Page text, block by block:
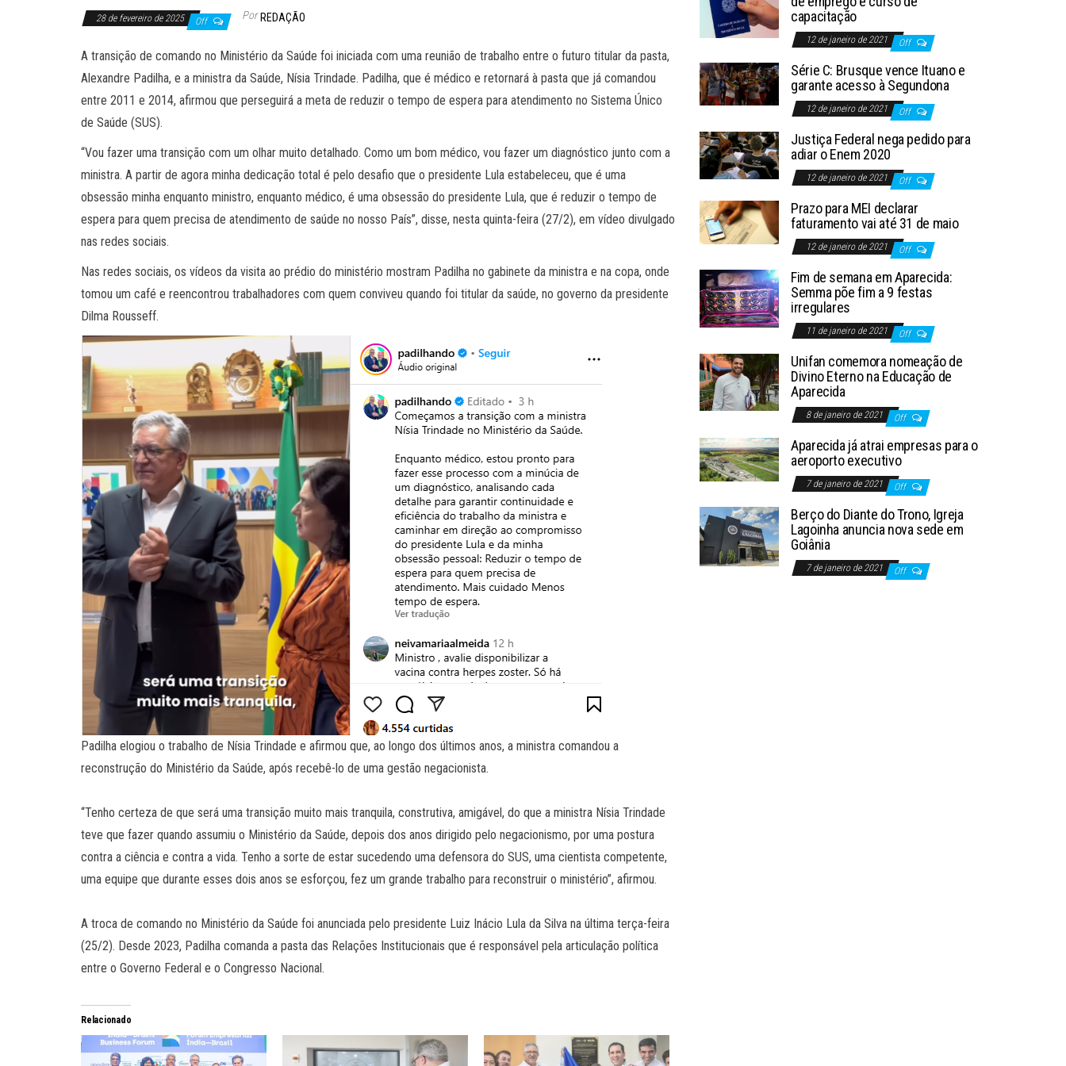
28 de fevereiro de 2025 Off Por REDAÇÃO
A transição de comando no Ministério da Saúde foi iniciada com uma reunião de trabalho entre o futuro titular da pasta,
Alexandre Padilha, e a ministra da Saúde, Nísia Trindade. Padilha, que é médico e retornará à pasta que já comandou
entre 2011 e 2014, afirmou que perseguirá a meta de reduzir o tempo de espera para atendimento no Sistema Único
de Saúde (SUS).
“Vou fazer uma transição com um olhar muito detalhado. Como um bom médico, vou fazer um diagnóstico junto com a
ministra. A partir de agora minha dedicação total é pelo desafio que o presidente Lula estabeleceu, que é uma
obsessão minha enquanto ministro, enquanto médico, é uma obsessão do presidente Lula, que é reduzir o tempo de
espera para quem precisa de atendimento de saúde no nosso País”, disse, nesta quinta-feira (27/2), em vídeo divulgado
nas redes sociais.
Nas redes sociais, os vídeos da visita ao prédio do ministério mostram Padilha no gabinete da ministra e na copa, onde
tomou um café e reencontrou trabalhadores com quem conviveu quando foi titular da saúde, no governo da presidente
Dilma Rousseff.
Padilha elogiou o trabalho de Nísia Trindade e afirmou que, ao longo dos últimos anos, a ministra comandou a
reconstrução do Ministério da Saúde, após recebê-lo de uma gestão negacionista.
“Tenho certeza de que será uma transição muito mais tranquila, construtiva, amigável, do que a ministra Nísia Trindade
teve que fazer quando assumiu o Ministério da Saúde, depois dos anos dirigido pelo negacionismo, por uma postura
contra a ciência e contra a vida. Tenho a sorte de estar sucedendo uma defensora do SUS, uma cientista competente,
uma equipe que durante esses dois anos se esforçou, fez um grande trabalho para reconstruir o ministério”, afirmou.
A troca de comando no Ministério da Saúde foi anunciada pelo presidente Luiz Inácio Lula da Silva na última terça-feira
(25/2). Desde 2023, Padilha comanda a pasta das Relações Institucionais que é responsável pela articulação política
entre o Governo Federal e o Congresso Nacional.
Relacionado
capacitação
12 de janeiro de 2021 Off
Série C: Brusque vence Ituano e
garante acesso à Segundona
12 de janeiro de 2021 Off
Justiça Federal nega pedido para
adiar o Enem 2020
12 de janeiro de 2021 Off
Prazo para MEI declarar
faturamento vai até 31 de maio
12 de janeiro de 2021 Off
Fim de semana em Aparecida:
Semma põe fim a 9 festas
irregulares
11 de janeiro de 2021 Off
Unifan comemora nomeação de
Divino Eterno na Educação de
Aparecida
8 de janeiro de 2021 Off
Aparecida já atrai empresas para o
aeroporto executivo
7 de janeiro de 2021 Off
Berço do Diante do Trono, Igreja
Lagoinha anuncia nova sede em
Goiânia
7 de janeiro de 2021 Off